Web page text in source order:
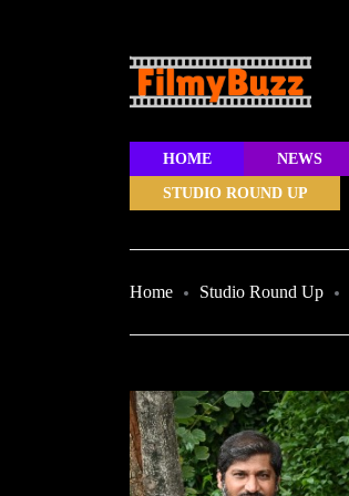
HOME NEWS
STUDIO ROUND UP
Home Studio Round Up